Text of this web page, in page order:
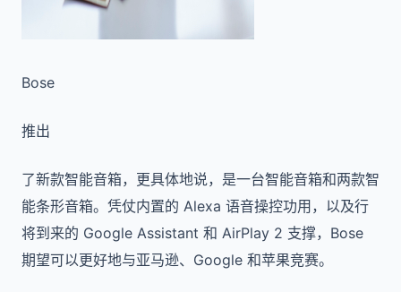
Bose
推出
了新款智能音箱，更具体地说，是一台智能音箱和两款智
能条形音箱。凭仗内置的 Alexa 语音操控功用，以及行
将到来的 Google Assistant 和 AirPlay 2 支撑，Bose
期望可以更好地与亚马逊、Google 和苹果竞赛。